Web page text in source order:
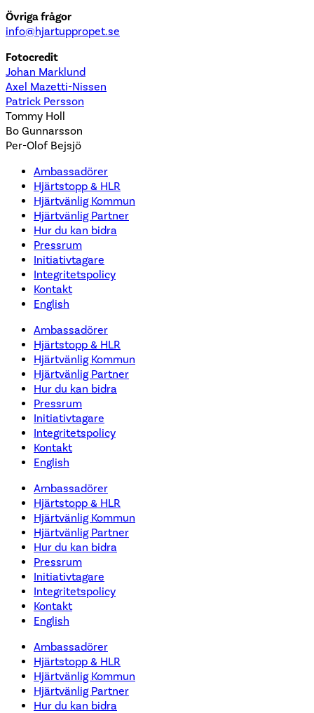
Övriga frågor
info@hjartuppropet.se
Fotocredit
Johan Marklund
Axel Mazetti-Nissen
Patrick Persson
Tommy Holl
Bo Gunnarsson
Per-Olof Bejsjö
Ambassadörer
Hjärtstopp & HLR
Hjärtvänlig Kommun
Hjärtvänlig Partner
Hur du kan bidra
Pressrum
Initiativtagare
Integritetspolicy
Kontakt
English
Ambassadörer
Hjärtstopp & HLR
Hjärtvänlig Kommun
Hjärtvänlig Partner
Hur du kan bidra
Pressrum
Initiativtagare
Integritetspolicy
Kontakt
English
Ambassadörer
Hjärtstopp & HLR
Hjärtvänlig Kommun
Hjärtvänlig Partner
Hur du kan bidra
Pressrum
Initiativtagare
Integritetspolicy
Kontakt
English
Ambassadörer
Hjärtstopp & HLR
Hjärtvänlig Kommun
Hjärtvänlig Partner
Hur du kan bidra